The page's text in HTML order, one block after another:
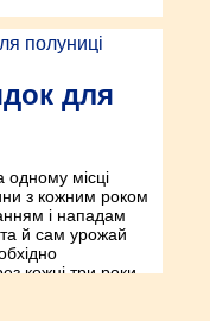
для
місці
з кожним роком
і нападам
та й сам урожай
кожні три роки.